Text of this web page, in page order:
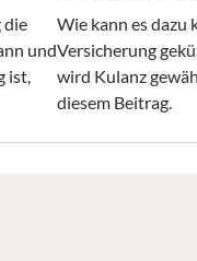
die
und
ist,
Wie kann es dazu
Versicherung
wird Kulanz
diesem Beitrag.